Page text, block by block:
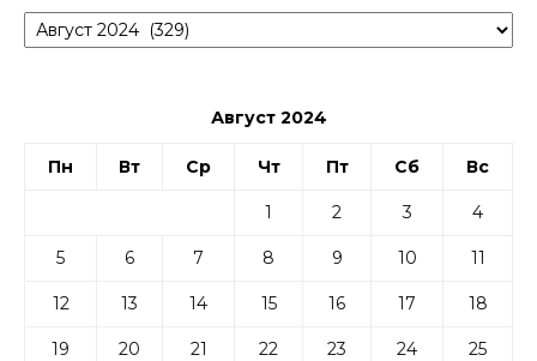
Архивы
Август 2024
Пн Вт Ср Чт Пт Сб Вс
1 2 3 4
5 6 7 8 9 10 11
12 13 14 15 16 17 18
19 20 21 22 23 24 25